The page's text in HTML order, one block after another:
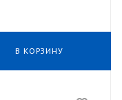
В КОРЗИНУ